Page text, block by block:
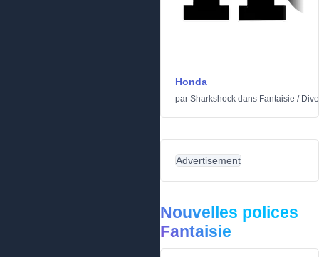
Honda
par Sharkshock dans Fantaisie /
Advertisement
Nouvelles polices
Fantaisie